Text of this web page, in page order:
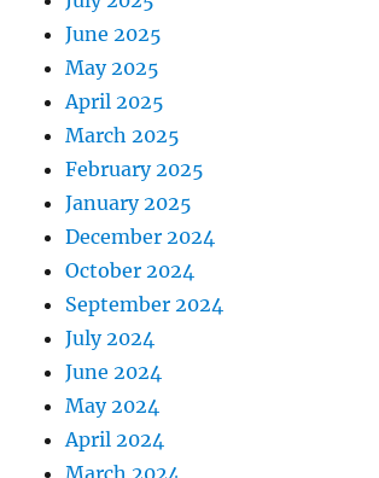
June 2025
May 2025
April 2025
March 2025
February 2025
January 2025
December 2024
October 2024
September 2024
July 2024
June 2024
May 2024
April 2024